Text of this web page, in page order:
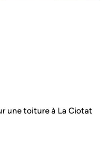
une toiture à La Ciotat